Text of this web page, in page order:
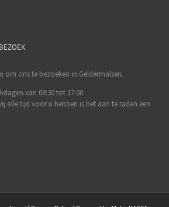
om ons te bezoeken in Geldermalsen.
van 08:30 tot 17:00.
alle tijd voor u hebben is het aan te raden een